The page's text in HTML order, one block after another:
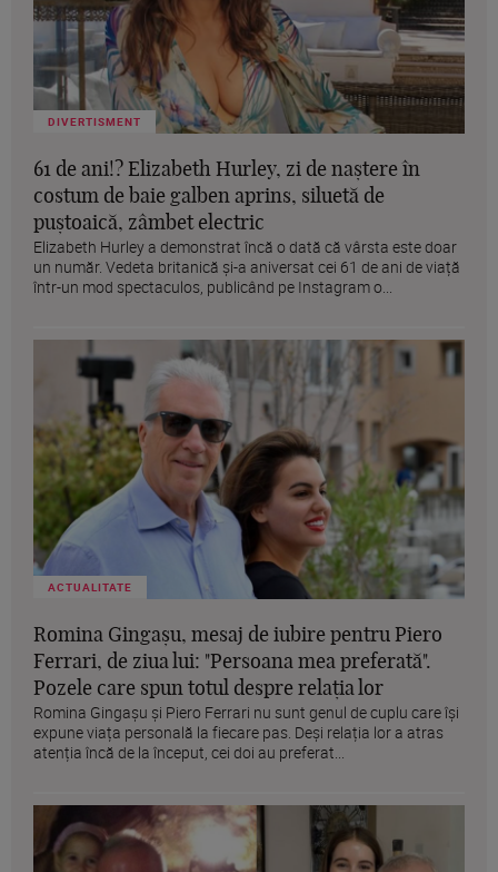
DIVERTISMENT
61 de ani!? Elizabeth Hurley, zi de naștere în
costum de baie galben aprins, siluetă de
puștoaică, zâmbet electric
Elizabeth Hurley a demonstrat încă o dată că vârsta este doar
un număr. Vedeta britanică și-a aniversat cei 61 de ani de viață
într-un mod spectaculos, publicând pe Instagram o...
ACTUALITATE
Romina Gingașu, mesaj de iubire pentru Piero
Ferrari, de ziua lui: "Persoana mea preferată".
Pozele care spun totul despre relația lor
Romina Gingașu și Piero Ferrari nu sunt genul de cuplu care își
expune viața personală la fiecare pas. Deși relația lor a atras
atenția încă de la început, cei doi au preferat...